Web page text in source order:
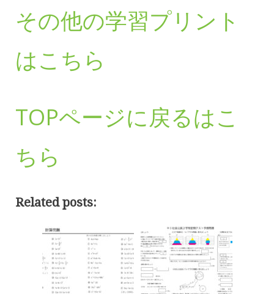
その他の学習プリント
はこちら
TOPページに戻るはこ
ちら
Related posts: